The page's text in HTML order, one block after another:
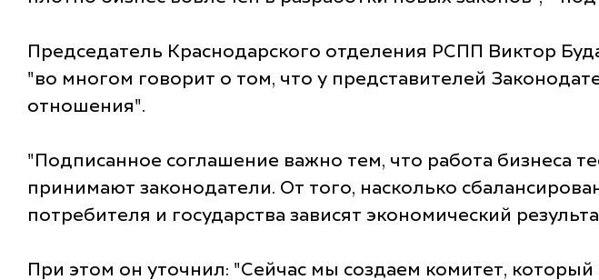
Председатель Краснодарского отделения РСПП Виктор
"во многом говорит о том, что у представителей
отношения".
"Подписанное соглашение важно тем, что работа бизнеса
принимают законодатели. От того, насколько
потребителя и государства зависят экономический
При этом он уточнил: "Сейчас мы создаем комитет,